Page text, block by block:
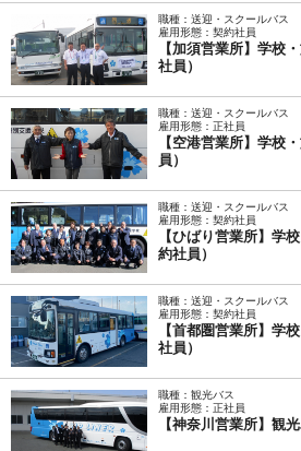
職種：送迎・スクールバス
雇用形態：契約社員
【加須営業所】学校
社員）
職種：送迎・スクールバス
雇用形態：正社員
【空港営業所】学校
員）
職種：送迎・スクールバス
雇用形態：契約社員
【ひばり営業所】学
約社員）
職種：送迎・スクールバス
雇用形態：契約社員
【首都圏営業所】学
社員）
職種：観光バス
雇用形態：正社員
【神奈川営業所】観